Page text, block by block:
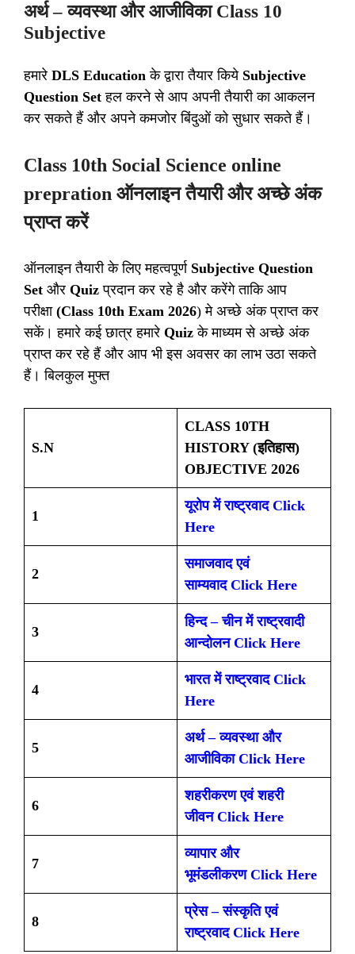
अर्थ – व्यवस्था और आजीविका Class 10
Subjective
हमारे DLS Education के द्वारा तैयार किये Subjective
Question Setहल करने से आप अपनी तैयारी का आकलन
कर सकते हैं और अपने कमजोर बिंदुओं को सुधार सकते हैं।
Class 10th Social Science online
prepration ऑनलाइन तैयारी और अच्छे अंक
प्राप्त करें
ऑनलाइन तैयारी के लिए महत्वपूर्ण Subjective Question
Set और Quiz प्रदान कर रहे है और करेंगे ताकि आप
परीक्षा (Class 10th Exam 2026) मे अच्छे अंक प्राप्त कर
सकें। हमारे कई छात्र हमारे Quiz के माध्यम से अच्छे अंक
प्राप्त कर रहे हैं और आप भी इस अवसर का लाभ उठा सकते
हैं। बिलकुल मुफ्त
S.N
CLASS 10TH
HISTORY (इतिहास)
OBJECTIVE 2026
1
यूरोप में राष्ट्रवाद Click
Here
2
समाजवाद एवं
साम्यवाद Click Here
3
हिन्द – चीन में राष्ट्रवादी
आन्दोलन Click Here
4
भारत में राष्ट्रवाद Click
Here
5
अर्थ – व्यवस्था और
आजीविका Click Here
6
शहरीकरण एवं शहरी
जीवन Click Here
7
व्यापार और
भूमंडलीकरण Click Here
8
प्रेस – संस्कृति एवं
राष्ट्रवाद Click Here